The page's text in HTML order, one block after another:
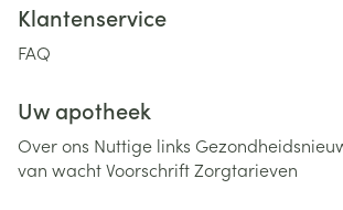
Klantenservice
FAQ
Uw apotheek
Over ons Nuttige links
van wachtVoorschriftZorgtarieven